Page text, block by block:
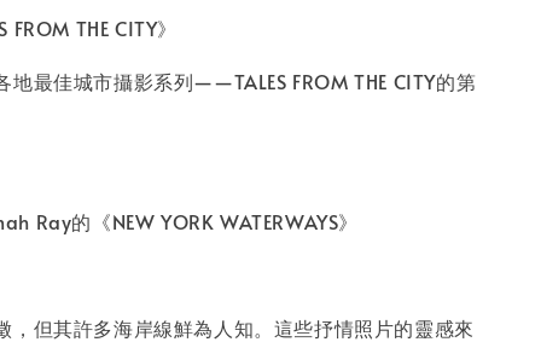
- +
THE CITY》
地最佳城市攝影系列——TALES FROM THE CITY的第
Ray的《NEW YORK WATERWAYS》
，但其許多海岸線鮮為人知。這些抒情照片的靈感來